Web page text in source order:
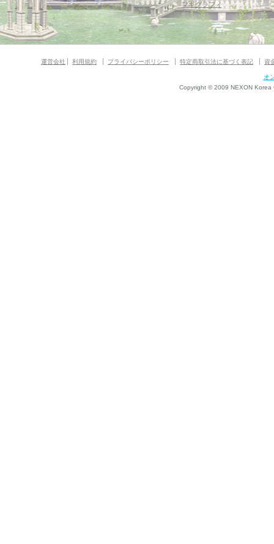
マギグラフィ
運営会社 利用規約 プライバシーポリシー 特定商取引法に基づく表記 資
オ
Copyright © 2009 NEXON Korea